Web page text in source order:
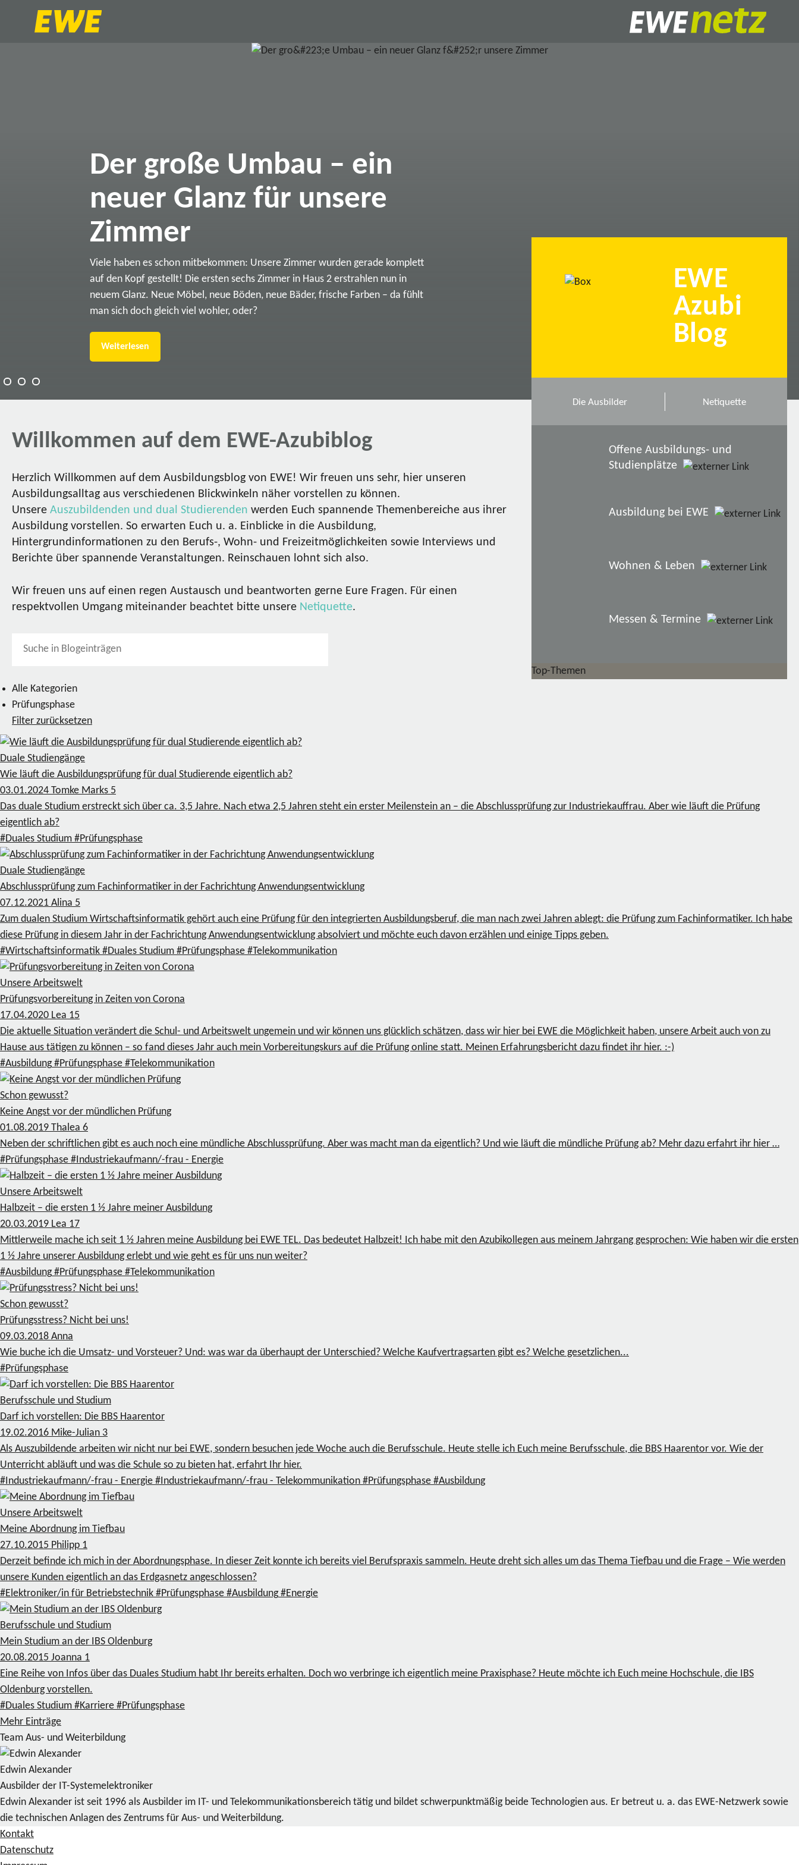
Der große Umbau – ein
neuer Glanz für unsere
Zimmer
Viele haben es schon mitbekommen: Unsere Zimmer wurden gerade komplett
auf den Kopf gestellt! Die ersten sechs Zimmer in Haus 2 erstrahlen nun in
neuem Glanz. Neue Möbel, neue Böden, neue Bäder, frische Farben – da fühlt
man sich doch gleich viel wohler, oder?
Weiterlesen
Willkommen auf dem EWE-Azubiblog
Herzlich Willkommen auf dem Ausbildungsblog von EWE! Wir freuen uns sehr, hier unseren
Ausbildungsalltag aus verschiedenen Blickwinkeln näher vorstellen zu können.
Unsere Auszubildenden und dual Studierenden werden Euch spannende Themenbereiche aus ihrer
Ausbildung vorstellen. So erwarten Euch u. a. Einblicke in die Ausbildung,
Hintergrundinformationen zu den Berufs-, Wohn- und Freizeitmöglichkeiten sowie Interviews und
Berichte über spannende Veranstaltungen. Reinschauen lohnt sich also.
Wir freuen uns auf einen regen Austausch und beantworten gerne Eure Fragen. Für einen
respektvollen Umgang miteinander beachtet bitte unsere Netiquette.
Alle Kategorien
Prüfungsphase
Filter zurücksetzen
EWE
Azubi
Blog
Die Ausbilder Netiquette
Offene Ausbildungs- und
Studienplätze
Ausbildung bei EWE
Wohnen & Leben
Messen & Termine
Top-Themen
Duale Studiengänge
Wie läuft die Ausbildungsprüfung für dual Studierende eigentlich ab?
03.01.2024 Tomke Marks 5
Das duale Studium erstreckt sich über ca. 3,5 Jahre. Nach etwa 2,5 Jahren steht ein erster Meilenstein an – die Abschlussprüfung zur Industriekauffrau. Aber wie läuft die Prüfung
eigentlich ab?
#Duales Studium #Prüfungsphase
Duale Studiengänge
Abschlussprüfung zum Fachinformatiker in der Fachrichtung Anwendungsentwicklung
07.12.2021 Alina 5
Zum dualen Studium Wirtschaftsinformatik gehört auch eine Prüfung für den integrierten Ausbildungsberuf, die man nach zwei Jahren ablegt: die Prüfung zum Fachinformatiker. Ich habe
diese Prüfung in diesem Jahr in der Fachrichtung Anwendungsentwicklung absolviert und möchte euch davon erzählen und einige Tipps geben.
#Wirtschaftsinformatik #Duales Studium #Prüfungsphase #Telekommunikation
Unsere Arbeitswelt
Prüfungsvorbereitung in Zeiten von Corona
17.04.2020 Lea 15
Die aktuelle Situation verändert die Schul- und Arbeitswelt ungemein und wir können uns glücklich schätzen, dass wir hier bei EWE die Möglichkeit haben, unsere Arbeit auch von zu
Hause aus tätigen zu können – so fand dieses Jahr auch mein Vorbereitungskurs auf die Prüfung online statt. Meinen Erfahrungsbericht dazu findet ihr hier. :-)
#Ausbildung #Prüfungsphase #Telekommunikation
Schon gewusst?
Keine Angst vor der mündlichen Prüfung
01.08.2019 Thalea 6
Neben der schriftlichen gibt es auch noch eine mündliche Abschlussprüfung. Aber was macht man da eigentlich? Und wie läuft die mündliche Prüfung ab? Mehr dazu erfahrt ihr hier …
#Prüfungsphase #Industriekaufmann/-frau - Energie
Unsere Arbeitswelt
Halbzeit – die ersten 1 ½ Jahre meiner Ausbildung
20.03.2019 Lea 17
Mittlerweile mache ich seit 1 ½ Jahren meine Ausbildung bei EWE TEL. Das bedeutet Halbzeit! Ich habe mit den Azubikollegen aus meinem Jahrgang gesprochen: Wie haben wir die ersten
1 ½ Jahre unserer Ausbildung erlebt und wie geht es für uns nun weiter?
#Ausbildung #Prüfungsphase #Telekommunikation
Schon gewusst?
Prüfungsstress? Nicht bei uns!
09.03.2018 Anna
Wie buche ich die Umsatz- und Vorsteuer? Und: was war da überhaupt der Unterschied? Welche Kaufvertragsarten gibt es? Welche gesetzlichen...
#Prüfungsphase
Berufsschule und Studium
Darf ich vorstellen: Die BBS Haarentor
19.02.2016 Mike-Julian 3
Als Auszubildende arbeiten wir nicht nur bei EWE, sondern besuchen jede Woche auch die Berufsschule. Heute stelle ich Euch meine Berufsschule, die BBS Haarentor vor. Wie der
Unterricht abläuft und was die Schule so zu bieten hat, erfahrt Ihr hier.
#Industriekaufmann/-frau - Energie #Industriekaufmann/-frau - Telekommunikation #Prüfungsphase #Ausbildung
Unsere Arbeitswelt
Meine Abordnung im Tiefbau
27.10.2015 Philipp 1
Derzeit befinde ich mich in der Abordnungsphase. In dieser Zeit konnte ich bereits viel Berufspraxis sammeln. Heute dreht sich alles um das Thema Tiefbau und die Frage – Wie werden
unsere Kunden eigentlich an das Erdgasnetz angeschlossen?
#Elektroniker/in für Betriebstechnik #Prüfungsphase #Ausbildung #Energie
Berufsschule und Studium
Mein Studium an der IBS Oldenburg
20.08.2015 Joanna 1
Eine Reihe von Infos über das Duales Studium habt Ihr bereits erhalten. Doch wo verbringe ich eigentlich meine Praxisphase? Heute möchte ich Euch meine Hochschule, die IBS
Oldenburg vorstellen.
#Duales Studium #Karriere #Prüfungsphase
Mehr Einträge
Team Aus- und Weiterbildung
Edwin Alexander
Ausbilder der IT-Systemelektroniker
Edwin Alexander ist seit 1996 als Ausbilder im IT- und Telekommunikationsbereich tätig und bildet schwerpunktmäßig beide Technologien aus. Er betreut u. a. das EWE-Netzwerk sowie
die technischen Anlagen des Zentrums für Aus- und Weiterbildung.
Kontakt
Datenschutz